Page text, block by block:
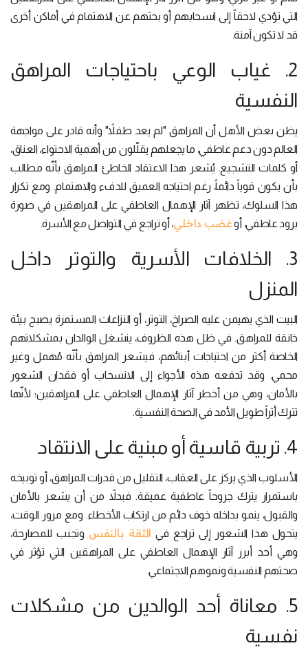
التي تؤدي لاحقاً إلى انسحابهم أو بحثهم عن الاهتمام في أماكن أخرى
قد لا تكون آمنة.
2. غياب الوعي باحتياجات المراهق
النفسية
يظن بعض الأهل أن المراهق "لم يعد طفلاً" وأنه قادر على مواجهة
العالم دون دعم عاطفي، ما يجعلهم يقلّلون من أهمية الاحتواء، العناق،
أو كلمات التشجيع. يُشعر هذا الاعتقاد الخاطئ المراهق بأنّه مطالب
بأن يكون قوياً دائماً، رغم احتياجه العميق للدفء والاهتمام. ومع تكرار
هذا السلوك، تظهر آثار الإهمال العاطفي على المراهقين في صورة
برود عاطفي، أوغضب داخلي، أو تراجع في التواصل مع الأسرة.
3. الخلافات الأسرية والتوتر داخل
المنزل
البيت الذي يهيمن عليه الصراخ، التوتر، أو النزاعات المستمرة يصبح بيئة
خانقة للمراهق. في ظل هذه الظروف، ينشغل الوالدان بمشكلاتهم
الخاصة أكثر من احتياجات أبنائهم، فيشعر المراهق بأنّه مُهمل وغير
محمي. وقد تدفعه هذه الأجواء إلى الانسحاب أو فقدان الشعور
بالأمان، وهي من أخطر آثار الإهمال العاطفي على المراهقين؛ لأنّها
تترك أثراً طويل الأمد في الصحة النفسية.
4. تربية قاسية أو مبنية على الانتقاد
الأسلوب الذي يركز على العقاب، التقليل من قدرات المراهق، أو توبيخه
باستمرار يترك جروحاً عاطفية عميقة. فبدلاً من أن يشعر بالأمان
والقبول، ينمو بداخله خوف دائم من ارتكاب الأخطاء. ومع مرور الوقت،
يتحول هذا الشعور إلى تراجع في الثقة بالنفس وتجنب للمصارحة،
وهي أحد أبرز آثار الإهمال العاطفي على المراهقين التي تؤثر في
صحتهم النفسية ونموهم الاجتماعي.
5. معاناة أحد الوالدين من مشكلات
نفسية